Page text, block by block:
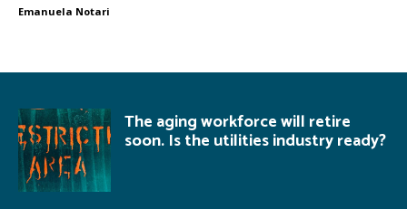
Emanuela Notari
The aging workforce will retire
soon. Is the utilities industry ready?